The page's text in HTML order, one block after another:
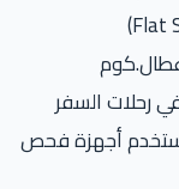
السفر
أجهزة فحص